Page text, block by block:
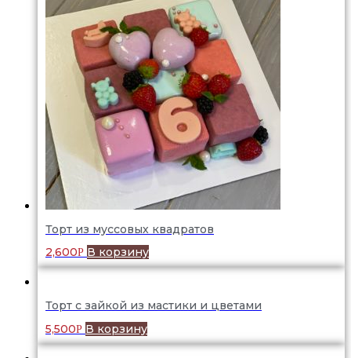
Торт из муссовых квадратов
2,600Р В корзину
Торт с зайкой из мастики и цветами
5,500Р В корзину